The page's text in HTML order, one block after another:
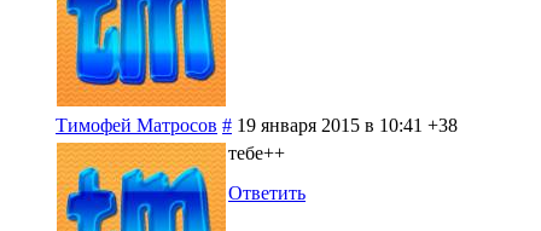
Тимофей Матросов # 19 января 2015 в 10:41 +38
тебе++
Ответить